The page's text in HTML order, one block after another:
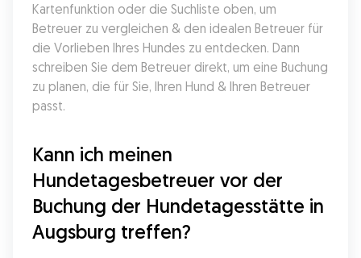
Kartenfunktion oder die Suchliste oben, um
Betreuer zu vergleichen & den idealen Betreuer für
die Vorlieben Ihres Hundes zu entdecken. Dann
schreiben Sie dem Betreuer direkt, um eine Buchung
zu planen, die für Sie, Ihren Hund & Ihren Betreuer
passt.
Kann ich meinen
Hundetagesbetreuer vor der
Buchung der Hundetagesstätte in
Augsburg treffen?